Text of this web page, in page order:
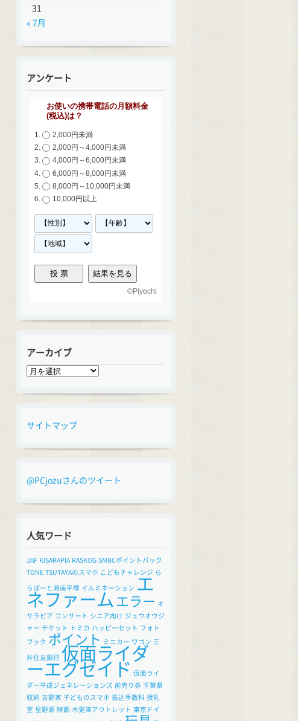
31
« 7月
アンケート
お使いの携帯電話の月額料金
(税込)は？
2,000円未満
2,000円～4,000円未満
4,000円～6,000円未満
6,000円～8,000円未満
8,000円～10,000円未満
10,000円以上
©Piyochi
アーカイブ
ア
カ
サイトマップ
@PCjozuさんのツイート
人気ワード
JAF KISARAPIA RASKOG SMBCポイントパック
TONE TSUTAYAのスマホ こどもチャレンジ ら
らぽーと湘南平塚 イルミネーション エ
ネファーム エラー キ
サラピア コンサート シニア向け ジュウオウジ
ャー チケット トミカ ハッピーセット フォト
ブック ポイント ミニカー ワゴン 三
井住友銀行 仮面ライダ
ーエグゼイド 仮面ライ
ダー平成ジェネレーションズ 前売り券 千葉県
収納 吉野家 子どものスマホ 振込手数料 授乳
室 星野源 映画 木更津アウトレット 東京ドイ